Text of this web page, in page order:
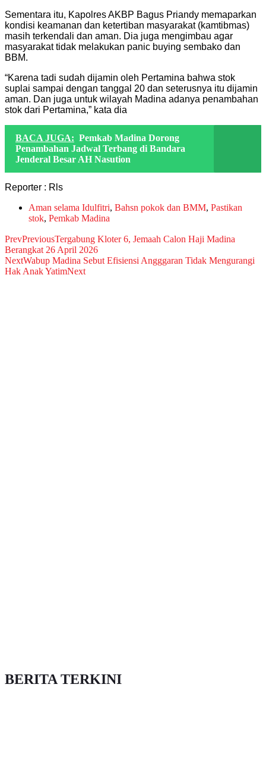
Sementara itu, Kapolres AKBP Bagus Priandy memaparkan
kondisi keamanan dan ketertiban masyarakat (kamtibmas)
masih terkendali dan aman. Dia juga mengimbau agar
masyarakat tidak melakukan panic buying sembako dan
BBM.
“Karena tadi sudah dijamin oleh Pertamina bahwa stok
suplai sampai dengan tanggal 20 dan seterusnya itu dijamin
aman. Dan juga untuk wilayah Madina adanya penambahan
stok dari Pertamina,” kata dia
BACA JUGA: Pemkab Madina Dorong
Penambahan Jadwal Terbang di Bandara
Jenderal Besar AH Nasution
Reporter : Rls
Aman selama Idulfitri, Bahsn pokok dan BMM, Pastikan
stok, Pemkab Madina
PrevPreviousTergabung Kloter 6, Jemaah Calon Haji Madina
Berangkat 26 April 2026
NextWabup Madina Sebut Efisiensi Angggaran Tidak Mengurangi
Hak Anak YatimNext
BERITA TERKINI